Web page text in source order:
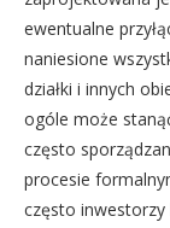
ewentualne
naniesione
działki i innych
ogóle może
często
procesie
często